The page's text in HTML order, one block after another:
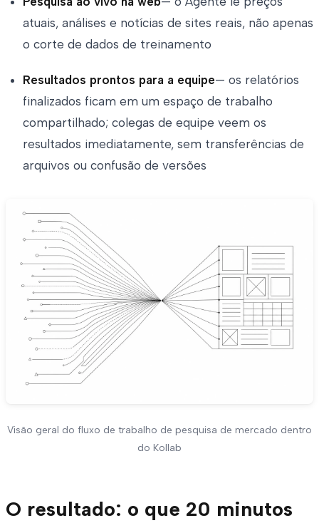
atuais, análises e notícias de sites reais, não apenas
o corte de dados de treinamento
Resultados prontos para a equipe— os relatórios
finalizados ficam em um espaço de trabalho
compartilhado; colegas de equipe veem os
resultados imediatamente, sem transferências de
arquivos ou confusão de versões
Visão geral do fluxo de trabalho de pesquisa de mercado dentro
do Kollab
O resultado: o que 20 minutos